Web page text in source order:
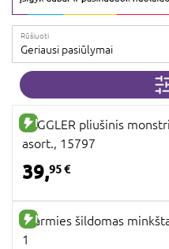
Rūšiuoti
Geriausi pasiūlymai
NAUJA PREKĖ
FUGGLER pliušinis
asort., 15797
39,95 €
NAUJA PREKĖ
Warmies šildomas
1